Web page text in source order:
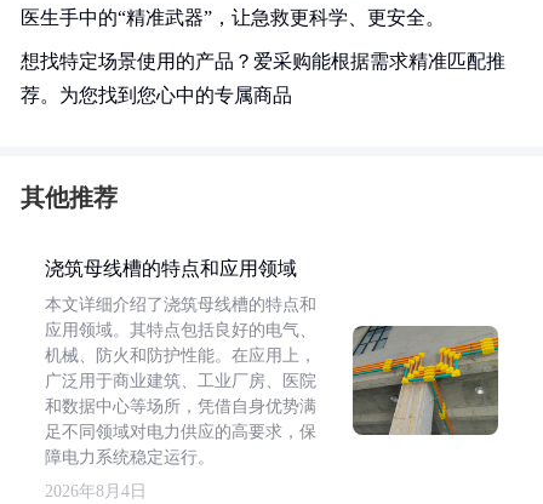
医生手中的“精准武器”，让急救更科学、更安全。
想找特定场景使用的产品？爱采购能根据需求精准匹配推
荐。为您找到您心中的专属商品
其他推荐
浇筑母线槽的特点和应用领域
本文详细介绍了浇筑母线槽的特点和
应用领域。其特点包括良好的电气、
机械、防火和防护性能。在应用上，
广泛用于商业建筑、工业厂房、医院
和数据中心等场所，凭借自身优势满
足不同领域对电力供应的高要求，保
障电力系统稳定运行。
2026年8月4日